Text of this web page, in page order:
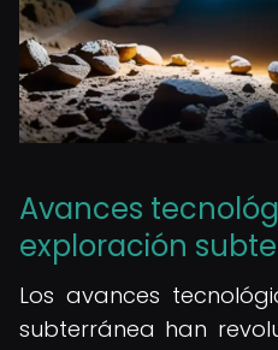
Avances
exploración
Los avances
subterránea han